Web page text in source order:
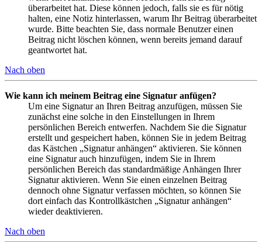
überarbeitet hat. Diese können jedoch, falls sie es für nötig
halten, eine Notiz hinterlassen, warum Ihr Beitrag überarbeitet
wurde. Bitte beachten Sie, dass normale Benutzer einen
Beitrag nicht löschen können, wenn bereits jemand darauf
geantwortet hat.
Nach oben
Wie kann ich meinem Beitrag eine Signatur anfügen?
Um eine Signatur an Ihren Beitrag anzufügen, müssen Sie
zunächst eine solche in den Einstellungen in Ihrem
persönlichen Bereich entwerfen. Nachdem Sie die Signatur
erstellt und gespeichert haben, können Sie in jedem Beitrag
das Kästchen „Signatur anhängen“ aktivieren. Sie können
eine Signatur auch hinzufügen, indem Sie in Ihrem
persönlichen Bereich das standardmäßige Anhängen Ihrer
Signatur aktivieren. Wenn Sie einen einzelnen Beitrag
dennoch ohne Signatur verfassen möchten, so können Sie
dort einfach das Kontrollkästchen „Signatur anhängen“
wieder deaktivieren.
Nach oben